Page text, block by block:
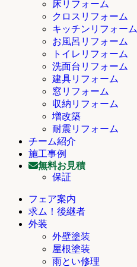
床リフォーム
クロスリフォーム
キッチンリフォーム
お風呂リフォーム
トイレリフォーム
洗面台リフォーム
建具リフォーム
窓リフォーム
収納リフォーム
増改築
耐震リフォーム
チーム紹介
施工事例
無料お見積
保証
フェア案内
求ム！後継者
外装
外壁塗装
屋根塗装
雨とい修理